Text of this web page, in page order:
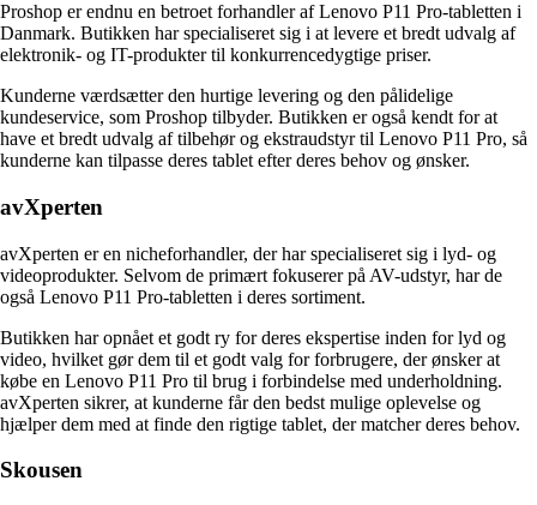
Proshop er endnu en betroet forhandler af Lenovo P11 Pro-tabletten i
Danmark. Butikken har specialiseret sig i at levere et bredt udvalg af
elektronik- og IT-produkter til konkurrencedygtige priser.
Kunderne værdsætter den hurtige levering og den pålidelige
kundeservice, som Proshop tilbyder. Butikken er også kendt for at
have et bredt udvalg af tilbehør og ekstraudstyr til Lenovo P11 Pro, så
kunderne kan tilpasse deres tablet efter deres behov og ønsker.
avXperten
avXperten er en nicheforhandler, der har specialiseret sig i lyd- og
videoprodukter. Selvom de primært fokuserer på AV-udstyr, har de
også Lenovo P11 Pro-tabletten i deres sortiment.
Butikken har opnået et godt ry for deres ekspertise inden for lyd og
video, hvilket gør dem til et godt valg for forbrugere, der ønsker at
købe en Lenovo P11 Pro til brug i forbindelse med underholdning.
avXperten sikrer, at kunderne får den bedst mulige oplevelse og
hjælper dem med at finde den rigtige tablet, der matcher deres behov.
Skousen